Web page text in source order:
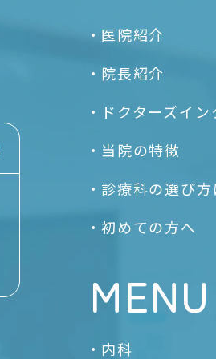
医院紹介
院長紹介
ドクターズイ
当院の特徴
診療科の選び
初めての方へ
MENU
内科